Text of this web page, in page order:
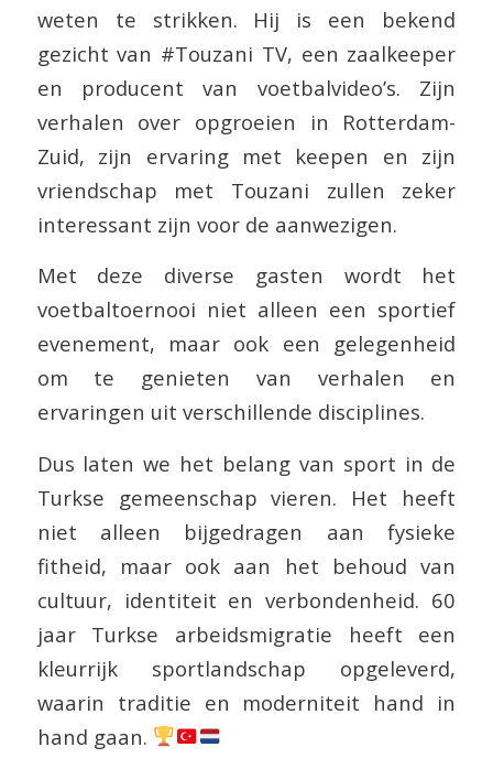
weten te strikken. Hij is een bekend
gezicht van #Touzani TV, een zaalkeeper
en producent van voetbalvideo’s. Zijn
verhalen over opgroeien in Rotterdam-
Zuid, zijn ervaring met keepen en zijn
vriendschap met Touzani zullen zeker
interessant zijn voor de aanwezigen.
Met deze diverse gasten wordt het
voetbaltoernooi niet alleen een sportief
evenement, maar ook een gelegenheid
om te genieten van verhalen en
ervaringen uit verschillende disciplines.
Dus laten we het belang van sport in de
Turkse gemeenschap vieren. Het heeft
niet alleen bijgedragen aan fysieke
fitheid, maar ook aan het behoud van
cultuur, identiteit en verbondenheid. 60
jaar Turkse arbeidsmigratie heeft een
kleurrijk sportlandschap opgeleverd,
waarin traditie en moderniteit hand in
hand gaan.